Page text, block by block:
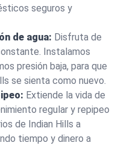
seguros y
de agua: Disfruta de
Instalamos
presión baja, para que
se sienta como nuevo.
Extiende la vida de
regular y repipeo
de Indian Hills a
tiempo y dinero a